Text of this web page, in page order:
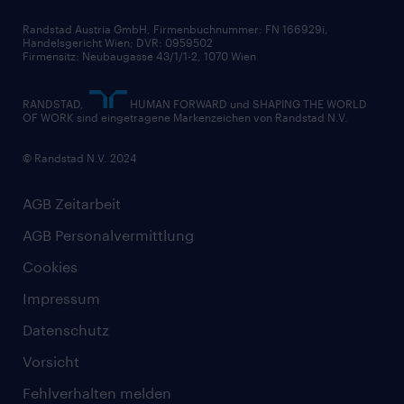
AGB Zeitarbeit
AGB Personalvermittlung
Cookies
Impressum
Datenschutz
Vorsicht
Fehlverhalten melden
Randstad Austria GmbH, Firmenbuchnummer: FN 166929i,
Handelsgericht Wien; DVR: 0959502
Firmensitz: Neubaugasse 43/1/1-2, 1070 Wien
RANDSTAD,
HUMAN FORWARD und SHAPING THE WORLD
OF WORK sind eingetragene Markenzeichen von Randstad N.V.
© Randstad N.V. 2024